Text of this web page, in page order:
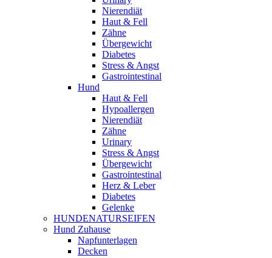
Nierendiät
Haut & Fell
Zähne
Übergewicht
Diabetes
Stress & Angst
Gastrointestinal
Hund
Haut & Fell
Hypoallergen
Nierendiät
Zähne
Urinary
Stress & Angst
Übergewicht
Gastrointestinal
Herz & Leber
Diabetes
Gelenke
HUNDENATURSEIFEN
Hund Zuhause
Napfunterlagen
Decken